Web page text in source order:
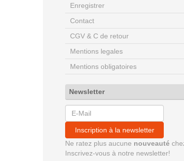
Enregistrer
Contact
CGV & C de retour
Mentions legales
Mentions obligatoires
Newsletter
Inscription à la newsletter
Ne ratez plus aucune nouveauté
Inscrivez-vous à notre newsletter!